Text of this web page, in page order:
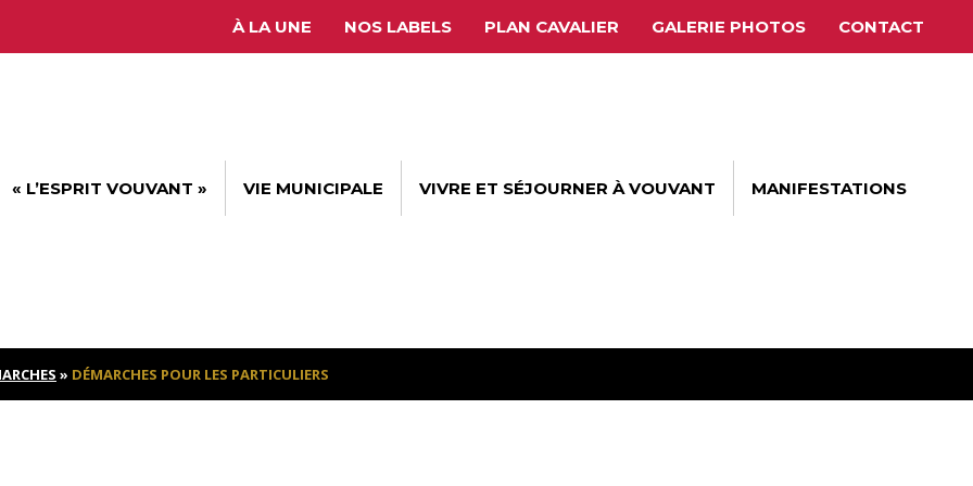
À LA UNE NOS LABELS PLAN CAVALIER GALERIE PHOTOS CONTACT
« L’ESPRIT VOUVANT » VIE MUNICIPALE VIVRE ET SÉJOURNER À VOUVANT MANIFESTATIONS
» DÉMARCHES POUR LES PARTICULIERS